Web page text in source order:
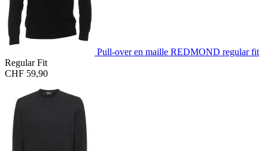
Pull-over en maille REDMOND regular fit
Regular Fit
CHF 59,90